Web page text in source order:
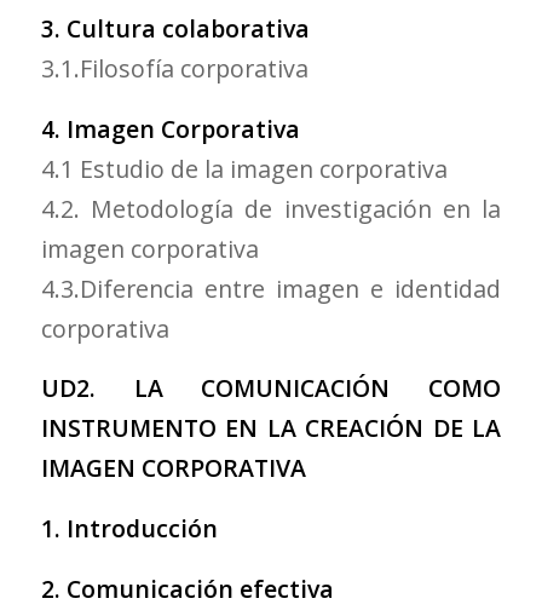
3. Cultura colaborativa
3.1.Filosofía corporativa
4. Imagen Corporativa
4.1 Estudio de la imagen corporativa
4.2. Metodología de investigación en la
imagen corporativa
4.3.Diferencia entre imagen e identidad
corporativa
UD2. LA COMUNICACIÓN COMO
INSTRUMENTO EN LA CREACIÓN DE LA
IMAGEN CORPORATIVA
1. Introducción
2. Comunicación efectiva